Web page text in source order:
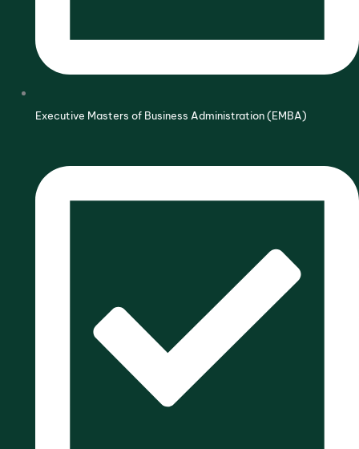
Executive Masters of Business Administration (EMBA)